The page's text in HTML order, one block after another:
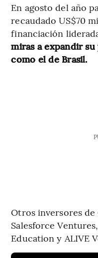
En agosto del año
recaudado US$70
financiación
miras a expandir
como el de Brasil.
Otros inversores
Salesforce
Education y ALIVE